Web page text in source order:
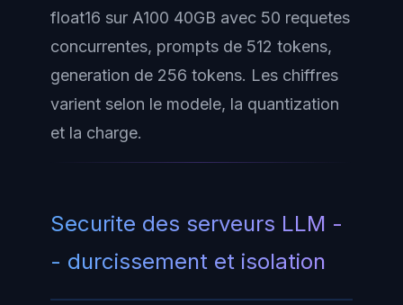
float16 sur A100 40GB avec 50 requetes
concurrentes, prompts de 512 tokens,
generation de 256 tokens. Les chiffres
varient selon le modele, la quantization
et la charge.
Securite des serveurs LLM -
- durcissement et isolation